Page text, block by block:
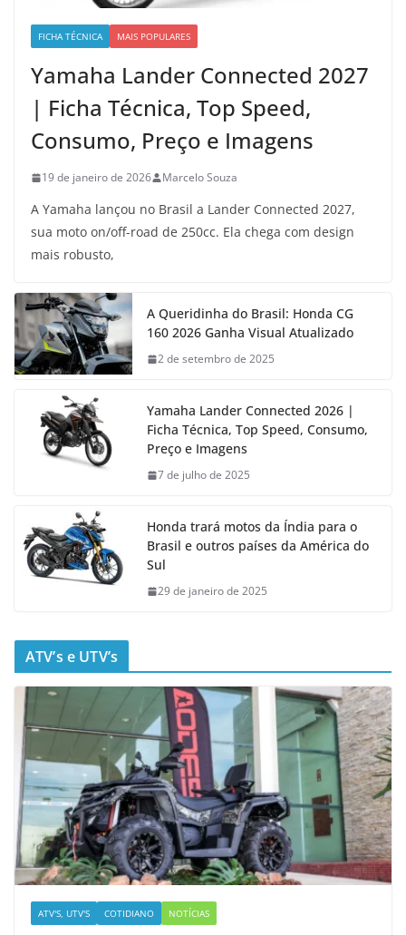
FICHA TÉCNICA MAIS POPULARES
Yamaha Lander Connected 2027
| Ficha Técnica, Top Speed,
Consumo, Preço e Imagens
19 de janeiro de 2026 Marcelo Souza
A Yamaha lançou no Brasil a Lander Connected 2027,
sua moto on/off-road de 250cc. Ela chega com design
mais robusto,
A Queridinha do Brasil: Honda CG
160 2026 Ganha Visual Atualizado
2 de setembro de 2025
Yamaha Lander Connected 2026 |
Ficha Técnica, Top Speed, Consumo,
Preço e Imagens
7 de julho de 2025
Honda trará motos da Índia para o
Brasil e outros países da América do
Sul
29 de janeiro de 2025
ATV’s e UTV’s
ATV'S, UTV'S COTIDIANO NOTÍCIAS